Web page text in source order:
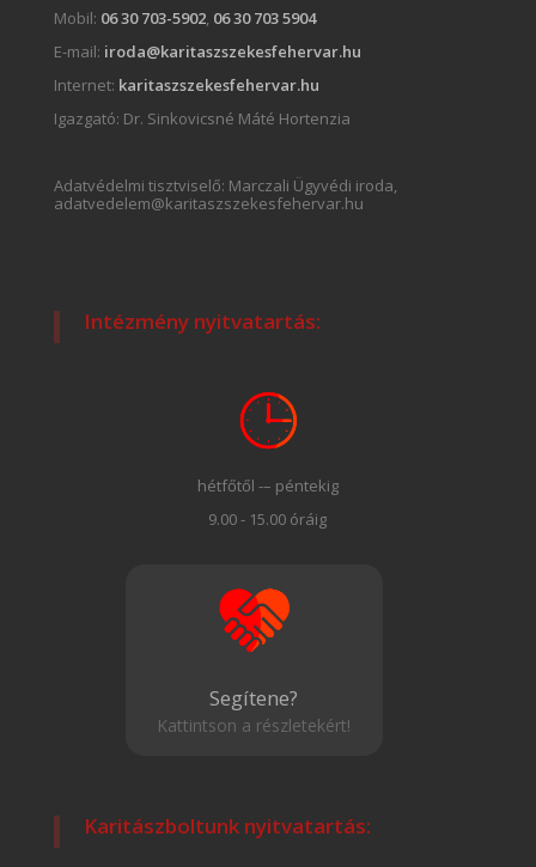
Mobil: 06 30 703-5902, 06 30 703 5904
E-mail: iroda@karitaszszekesfehervar.hu
Internet: karitaszszekesfehervar.hu
Igazgató: Dr. Sinkovicsné Máté Hortenzia
Adatvédelmi tisztviselő: Marczali Ügyvédi iroda,
adatvedelem@karitaszszekesfehervar.hu
Intézmény nyitvatartás:
hétfőtől -– péntekig
9.00 - 15.00 óráig
Segítene?
Kattintson a részletekért!
Karitászboltunk nyitvatartás: